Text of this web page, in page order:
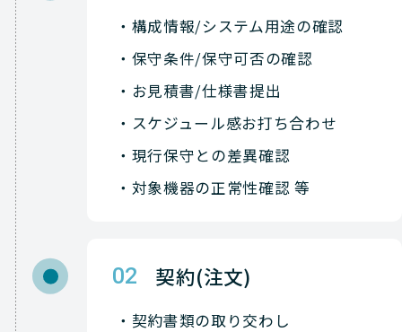
構成情報/システム用途の確認
保守条件/保守可否の確認
お見積書/仕様書提出
スケジュール感お打ち合わせ
現行保守との差異確認
対象機器の正常性確認 等
02 契約(注文)
契約書類の取り交わし